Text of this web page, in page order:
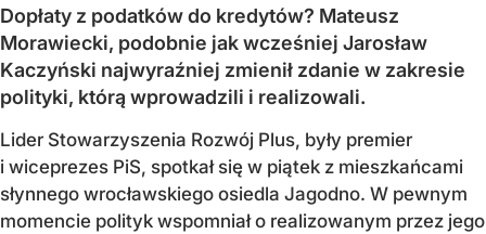
Dopłaty z podatków do kredytów? Mateusz
Morawiecki, podobnie jak wcześniej Jarosław
Kaczyński najwyraźniej zmienił zdanie w zakresie
polityki, którą wprowadzili i realizowali.
Lider Stowarzyszenia Rozwój Plus, były premier
i wiceprezes PiS, spotkał się w piątek z mieszkańcami
słynnego wrocławskiego osiedla Jagodno. W pewnym
momencie polityk wspomniał o realizowanym przez jego